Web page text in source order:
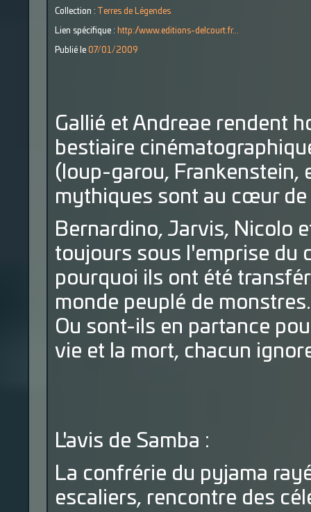
Collection : Terres de Légendes
Lien spécifique : http://www.editions-delcourt.fr...
Publié le 07/01/2009
Gallié et Andreae rendent
bestiaire
(loup-garou, Frankenstein,
mythiques sont au cœur
Bernardino, Jarvis, Nicolo
toujours sous l'emprise du
pourquoi ils ont été
monde peuplé de
Ou sont-ils en partance
vie et la mort, chacun
L'avis de Samba :
La confrérie du pyjama
escaliers, rencontre des